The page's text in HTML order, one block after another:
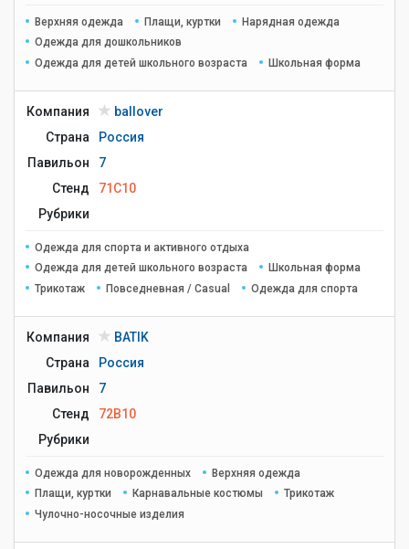
Верхняя одежда Плащи, куртки
Нарядная одежда
Одежда для дошкольников
Одежда для детей школьного возраста
Школьная форма
Компания
ballover
Страна
Россия
Павильон
7
Стенд
71C10
Рубрики
Одежда для спорта и активного отдыха
Одежда для детей школьного возраста
Школьная форма
Трикотаж
Повседневная / Casual Одежда для спорта
Компания
BATIK
Страна
Россия
Павильон
7
Стенд
72B10
Рубрики
Одежда для новорожденных
Верхняя одежда
Плащи, куртки
Карнавальные костюмы
Трикотаж
Чулочно-носочные изделия